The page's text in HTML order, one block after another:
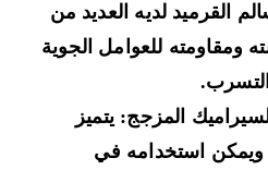
لديه العديد من
ومقاومته للعوامل الجوية
المزجج: يتميز
استخدامه في